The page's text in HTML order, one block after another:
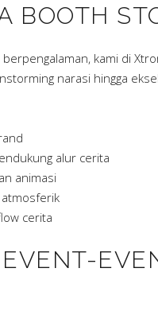
BOOTH
kami di
narasi hingga
alur cerita
animasi
cerita